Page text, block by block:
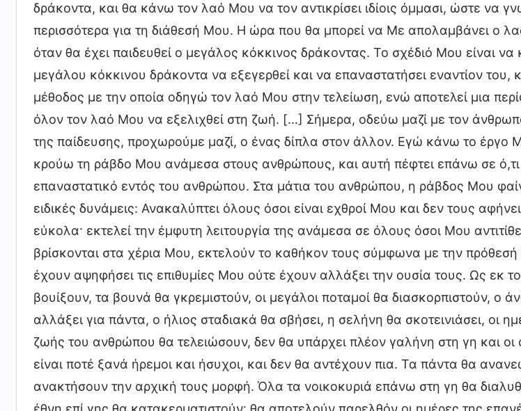
δράκοντα, και θα κάνω τον λαό Μου να τον αντικρίσει ιδίοις όμμασι, ώστε να
περισσότερα για τη διάθεσή Μου. Η ώρα που θα μπορεί να Με απολαμβάνει ο
όταν θα έχει παιδευθεί ο μεγάλος κόκκινος δράκοντας. Το σχέδιό Μου είναι
μεγάλου κόκκινου δράκοντα να εξεγερθεί και να επαναστατήσει εναντίον του,
μέθοδος με την οποία οδηγώ τον λαό Μου στην τελείωση, ενώ αποτελεί μια
όλον τον λαό Μου να εξελιχθεί στη ζωή. […] Σήμερα, οδεύω μαζί με τον
της παίδευσης, προχωρούμε μαζί, ο ένας δίπλα στον άλλον. Εγώ κάνω το έργο
κρούω τη ράβδο Μου ανάμεσα στους ανθρώπους, και αυτή πέφτει επάνω σε ό,τι
επαναστατικό εντός του ανθρώπου. Στα μάτια του ανθρώπου, η ράβδος Μου
ειδικές δυνάμεις: Ανακαλύπτει όλους όσοι είναι εχθροί Μου και δεν τους
εύκολα· εκτελεί την έμφυτη λειτουργία της ανάμεσα σε όλους όσοι Μου
βρίσκονται στα χέρια Μου, εκτελούν το καθήκον τους σύμφωνα με την
έχουν αψηφήσει τις επιθυμίες Μου ούτε έχουν αλλάξει την ουσία τους. Ως εκ
βουίξουν, τα βουνά θα γκρεμιστούν, οι μεγάλοι ποταμοί θα διασκορπιστούν, ο
αλλάξει για πάντα, ο ήλιος σταδιακά θα σβήσει, η σελήνη θα σκοτεινιάσει, οι
ζωής του ανθρώπου θα τελειώσουν, δεν θα υπάρχει πλέον γαλήνη στη γη και οι
είναι ποτέ ξανά ήρεμοι και ήσυχοι, και δεν θα αντέχουν πια. Τα πάντα θα
ανακτήσουν την αρχική τους μορφή. Όλα τα νοικοκυριά επάνω στη γη θα